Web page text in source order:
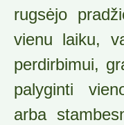
rugsėjo
vienu laiku,
perdirbimui,
palyginti
arba